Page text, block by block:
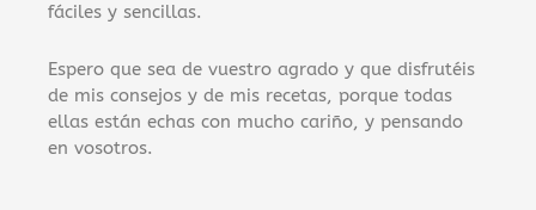
fáciles y sencillas.
Espero que sea de vuestro agrado y que disfrutéis
de mis consejos y de mis recetas, porque todas
ellas están echas con mucho cariño, y pensando
en vosotros.